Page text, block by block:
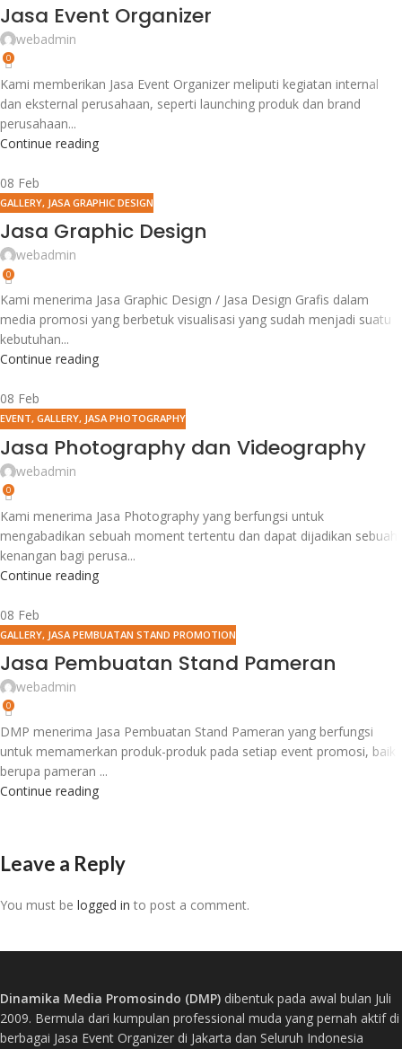
Jasa Event Organizer
webadmin
0
Kami memberikan Jasa Event Organizer meliputi kegiatan internal
dan eksternal perusahaan, seperti launching produk dan brand
perusahaan...
Continue reading
08 Feb
GALLERY, JASA GRAPHIC DESIGN
Jasa Graphic Design
webadmin
0
Kami menerima Jasa Graphic Design / Jasa Design Grafis dalam
media promosi yang berbetuk visualisasi yang sudah menjadi suatu
kebutuhan...
Continue reading
08 Feb
EVENT, GALLERY, JASA PHOTOGRAPHY
Jasa Photography dan Videography
webadmin
0
Kami menerima Jasa Photography yang berfungsi untuk
mengabadikan sebuah moment tertentu dan dapat dijadikan sebuah
kenangan bagi perusa...
Continue reading
08 Feb
GALLERY, JASA PEMBUATAN STAND PROMOTION
Jasa Pembuatan Stand Pameran
webadmin
0
DMP menerima Jasa Pembuatan Stand Pameran yang berfungsi
untuk memamerkan produk-produk pada setiap event promosi, baik
berupa pameran ...
Continue reading
Leave a Reply
You must be logged in to post a comment.
Dinamika Media Promosindo (DMP) dibentuk pada awal bulan Juli
2009. Bermula dari kumpulan professional muda yang pernah aktif di
berbagai Jasa Event Organizer di Jakarta dan Seluruh Indonesia